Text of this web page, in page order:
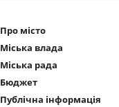
Про місто
Міська влада
Міська рада
Бюджет
Публічна інформація